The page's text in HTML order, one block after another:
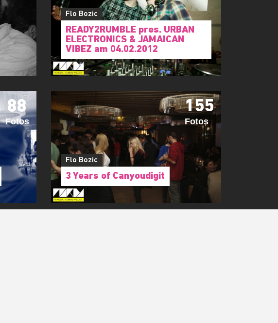
Flo Bozic
READY2RUMBLE pres. URBAN
ELECTRONICS & JAMAICAN
VIBEZ am 04.02.2012
88
Fotos
Flo Bozic
3 Years of Canyoudigit
155
Fotos